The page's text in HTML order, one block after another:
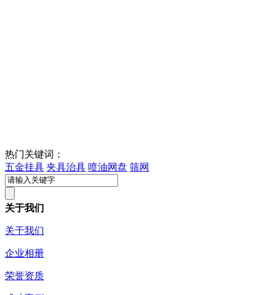
热门关键词：
五金挂具 夹具治具 喷油网盘 筛网
关于我们
关于我们
企业相册
荣誉资质